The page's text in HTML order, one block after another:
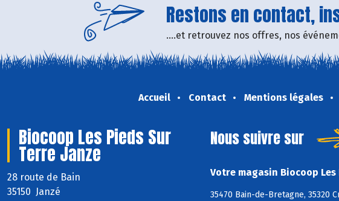
Restons en contact,
....et retrouvez nos offres, nos
Accueil Contact Mentions légales
Biocoop Les Pieds Sur
Terre Janze
28 route de Bain
35150 Janzé
Nous suivre sur
Votre magasin Biocoop Les
35470 Bain-de-Bretagne, 35320